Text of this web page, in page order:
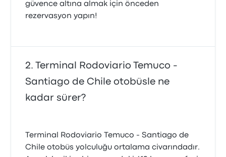
güvence altına almak için önceden
rezervasyon yapın!
Terminal Rodoviario Temuco -
Santiago de Chile otobüsle ne
kadar sürer?
Terminal Rodoviario Temuco - Santiago de
Chile otobüs yolculuğu ortalama civarındadır.